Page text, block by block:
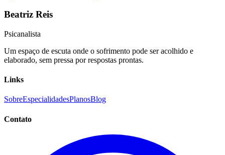
Beatriz Reis
Psicanalista
Um espaço de escuta onde o sofrimento pode ser acolhido e
elaborado, sem pressa por respostas prontas.
Links
SobreEspecialidadesPlanosBlog
Contato